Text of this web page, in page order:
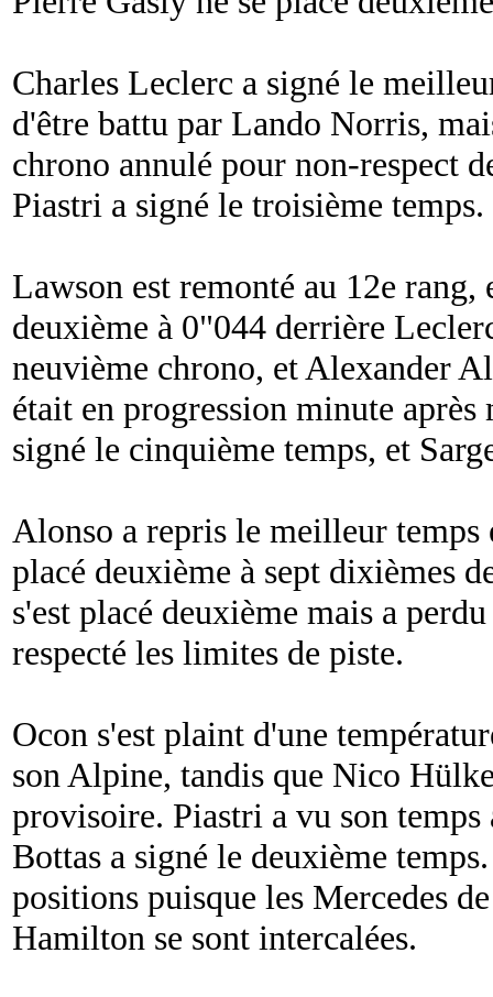
Charles Leclerc a signé le
d'être battu par Lando Norris,
chrono annulé pour non-respect
Piastri a signé le troisième temps.
Lawson est remonté au 12e rang,
deuxième à 0"044 derrière
neuvième chrono, et Alexander
était en progression minute
signé le cinquième temps, et
Alonso a repris le meilleur temps
placé deuxième à sept dixièmes
s'est placé deuxième mais a
respecté les limites de piste.
Ocon s'est plaint d'une
son Alpine, tandis que Nico
provisoire. Piastri a vu son
Bottas a signé le deuxième
positions puisque les Mercedes
Hamilton se sont intercalées.